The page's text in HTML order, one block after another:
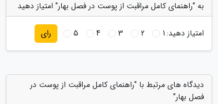
به "راهنمای کامل مراقبت از پوست در فصل بهار" امتیاز دهید
امتیاز دهید:1
2
3
4
5 رای
دیدگاه های مرتبط با "راهنمای کامل مراقبت از پوست در
فصل بهار"